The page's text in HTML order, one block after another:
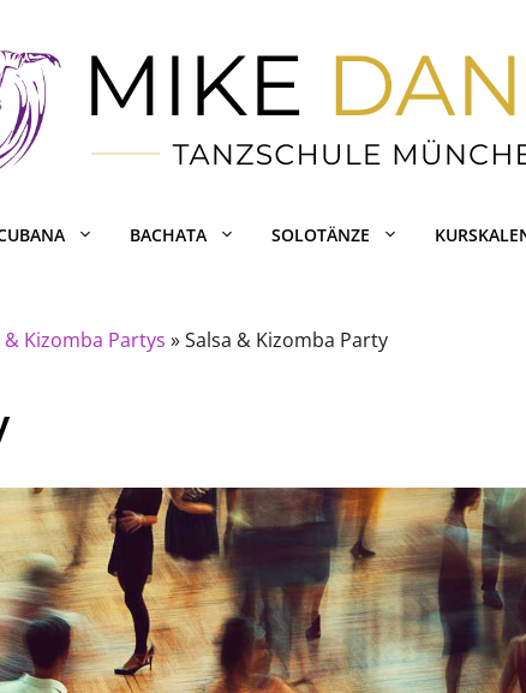
BACHATA SOLOTÄNZE
& Kizomba Partys »Salsa & Kizomba Party